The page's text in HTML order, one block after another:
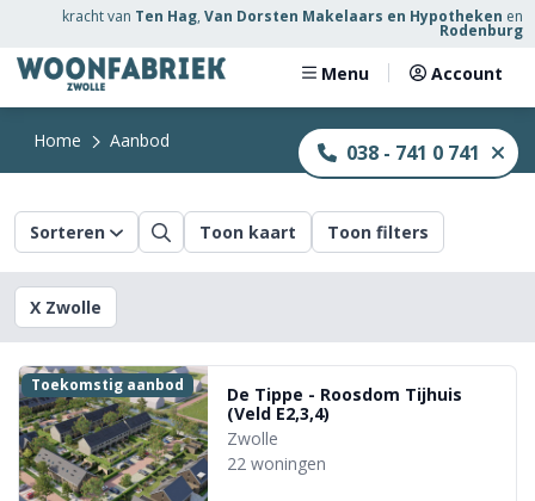
krachtvan Ten Hag, Van Dorsten Makelaars en Hypotheken en
Rodenburg
Menu Account
Home Aanbod 038 - 741 0 741
Sorteren Toon kaart Toon filters
X Zwolle
Toekomstig aanbod
De Tippe - Roosdom Tijhuis
(Veld E2,3,4)
Zwolle
22 woningen